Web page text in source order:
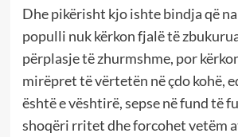
Dhe pikërisht kjo ishte bindja që
populli nuk kërkon fjalë të
përplasje të zhurmshme, por
mirëpret të vërtetën në çdo kohë,
është e vështirë, sepse në fund të
shoqëri rritet dhe forcohet vetëm